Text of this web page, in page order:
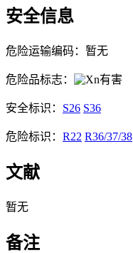
安全信息
危险运输编码：暂无
危险品标志： 有害
安全标识： S26 S36
危险标识： R22 R36/37/38
文献
暂无
备注